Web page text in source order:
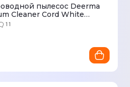
пылесос Deerma
Cleaner Cord White
11